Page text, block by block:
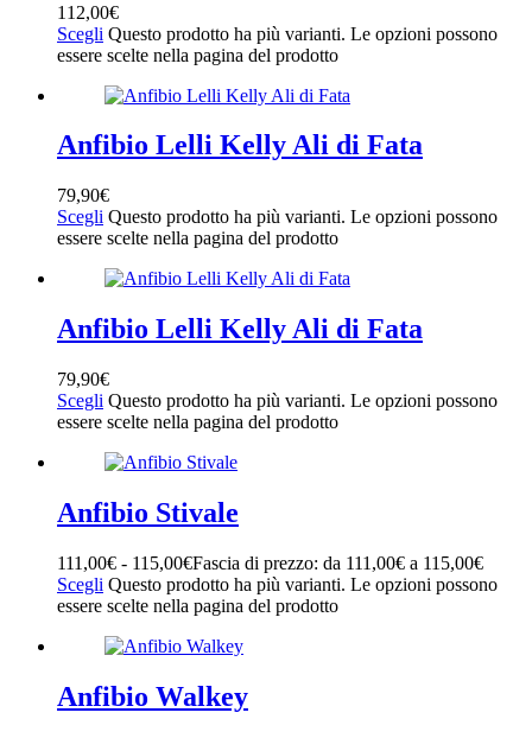
CHIARA LUCIANI
ELISIR(7)
EMU AUSTRALIA (5)
FRODDO(4)
GEOX (5)
LELLY KELLY(2)
MAYORAL
SUPER FIT
(11)
WALKEY(5)
YOMA(9)
Taglia+
16a(1)
18a(1)
3a(11)
5a(11)
7a(11)
10a(1)
12a(1)
14a(1)
18(5)
19(9)
20(9)
112,00€
Scegli Questo prodotto ha più varianti. Le opzioni possono
essere scelte nella pagina del prodotto
Anfibio Lelli Kelly Ali di Fata
79,90€
Scegli Questo prodotto ha più varianti. Le opzioni possono
essere scelte nella pagina del prodotto
Anfibio Lelli Kelly Ali di Fata
79,90€
Scegli Questo prodotto ha più varianti. Le opzioni possono
essere scelte nella pagina del prodotto
Anfibio Stivale
111,00€ - 115,00€Fascia di prezzo: da 111,00€ a 115,00€
Scegli Questo prodotto ha più varianti. Le opzioni possono
essere scelte nella pagina del prodotto
Anfibio Walkey